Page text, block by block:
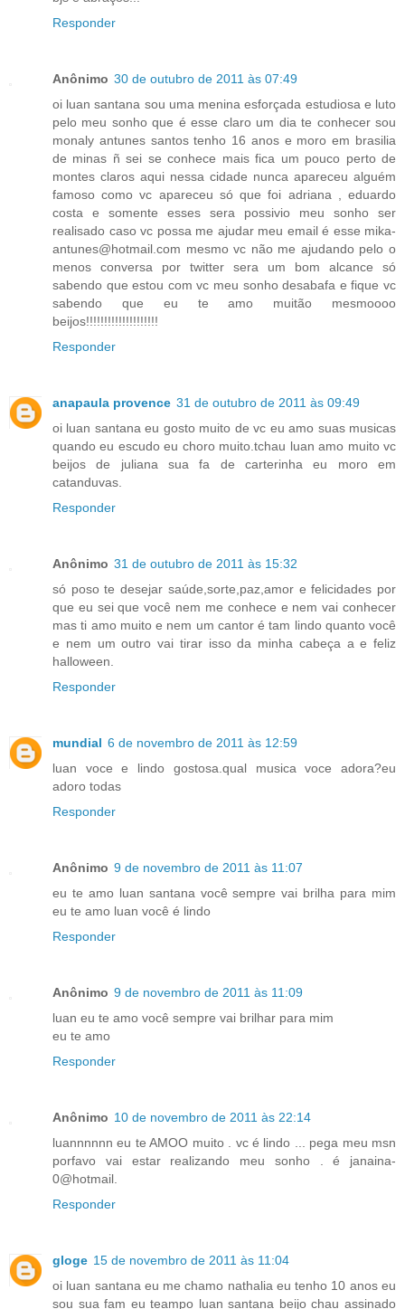
Responder
Anônimo 30 de outubro de 2011 às 07:49
oi luan santana sou uma menina esforçada estudiosa e luto
pelo meu sonho que é esse claro um dia te conhecer sou
monaly antunes santos tenho 16 anos e moro em brasilia
de minas ñ sei se conhece mais fica um pouco perto de
montes claros aqui nessa cidade nunca apareceu alguém
famoso como vc apareceu só que foi adriana , eduardo
costa e somente esses sera possivio meu sonho ser
realisado caso vc possa me ajudar meu email é esse mika-
antunes@hotmail.com mesmo vc não me ajudando pelo o
menos conversa por twitter sera um bom alcance só
sabendo que estou com vc meu sonho desabafa e fique vc
sabendo que eu te amo muitão mesmoooo
beijos!!!!!!!!!!!!!!!!!!!!
Responder
anapaula provence 31 de outubro de 2011 às 09:49
oi luan santana eu gosto muito de vc eu amo suas musicas
quando eu escudo eu choro muito.tchau luan amo muito vc
beijos de juliana sua fa de carterinha eu moro em
catanduvas.
Responder
Anônimo 31 de outubro de 2011 às 15:32
só poso te desejar saúde,sorte,paz,amor e felicidades por
que eu sei que você nem me conhece e nem vai conhecer
mas ti amo muito e nem um cantor é tam lindo quanto você
e nem um outro vai tirar isso da minha cabeça a e feliz
halloween.
Responder
mundial 6 de novembro de 2011 às 12:59
luan voce e lindo gostosa.qual musica voce adora?eu
adoro todas
Responder
Anônimo 9 de novembro de 2011 às 11:07
eu te amo luan santana você sempre vai brilha para mim
eu te amo luan você é lindo
Responder
Anônimo 9 de novembro de 2011 às 11:09
luan eu te amo você sempre vai brilhar para mim
eu te amo
Responder
Anônimo 10 de novembro de 2011 às 22:14
luannnnnn eu te AMOO muito . vc é lindo ... pega meu msn
porfavo vai estar realizando meu sonho . é janaina-
0@hotmail.
Responder
gloge 15 de novembro de 2011 às 11:04
oi luan santana eu me chamo nathalia eu tenho 10 anos eu
sou sua fam eu teampo luan santana beijo chau assinado